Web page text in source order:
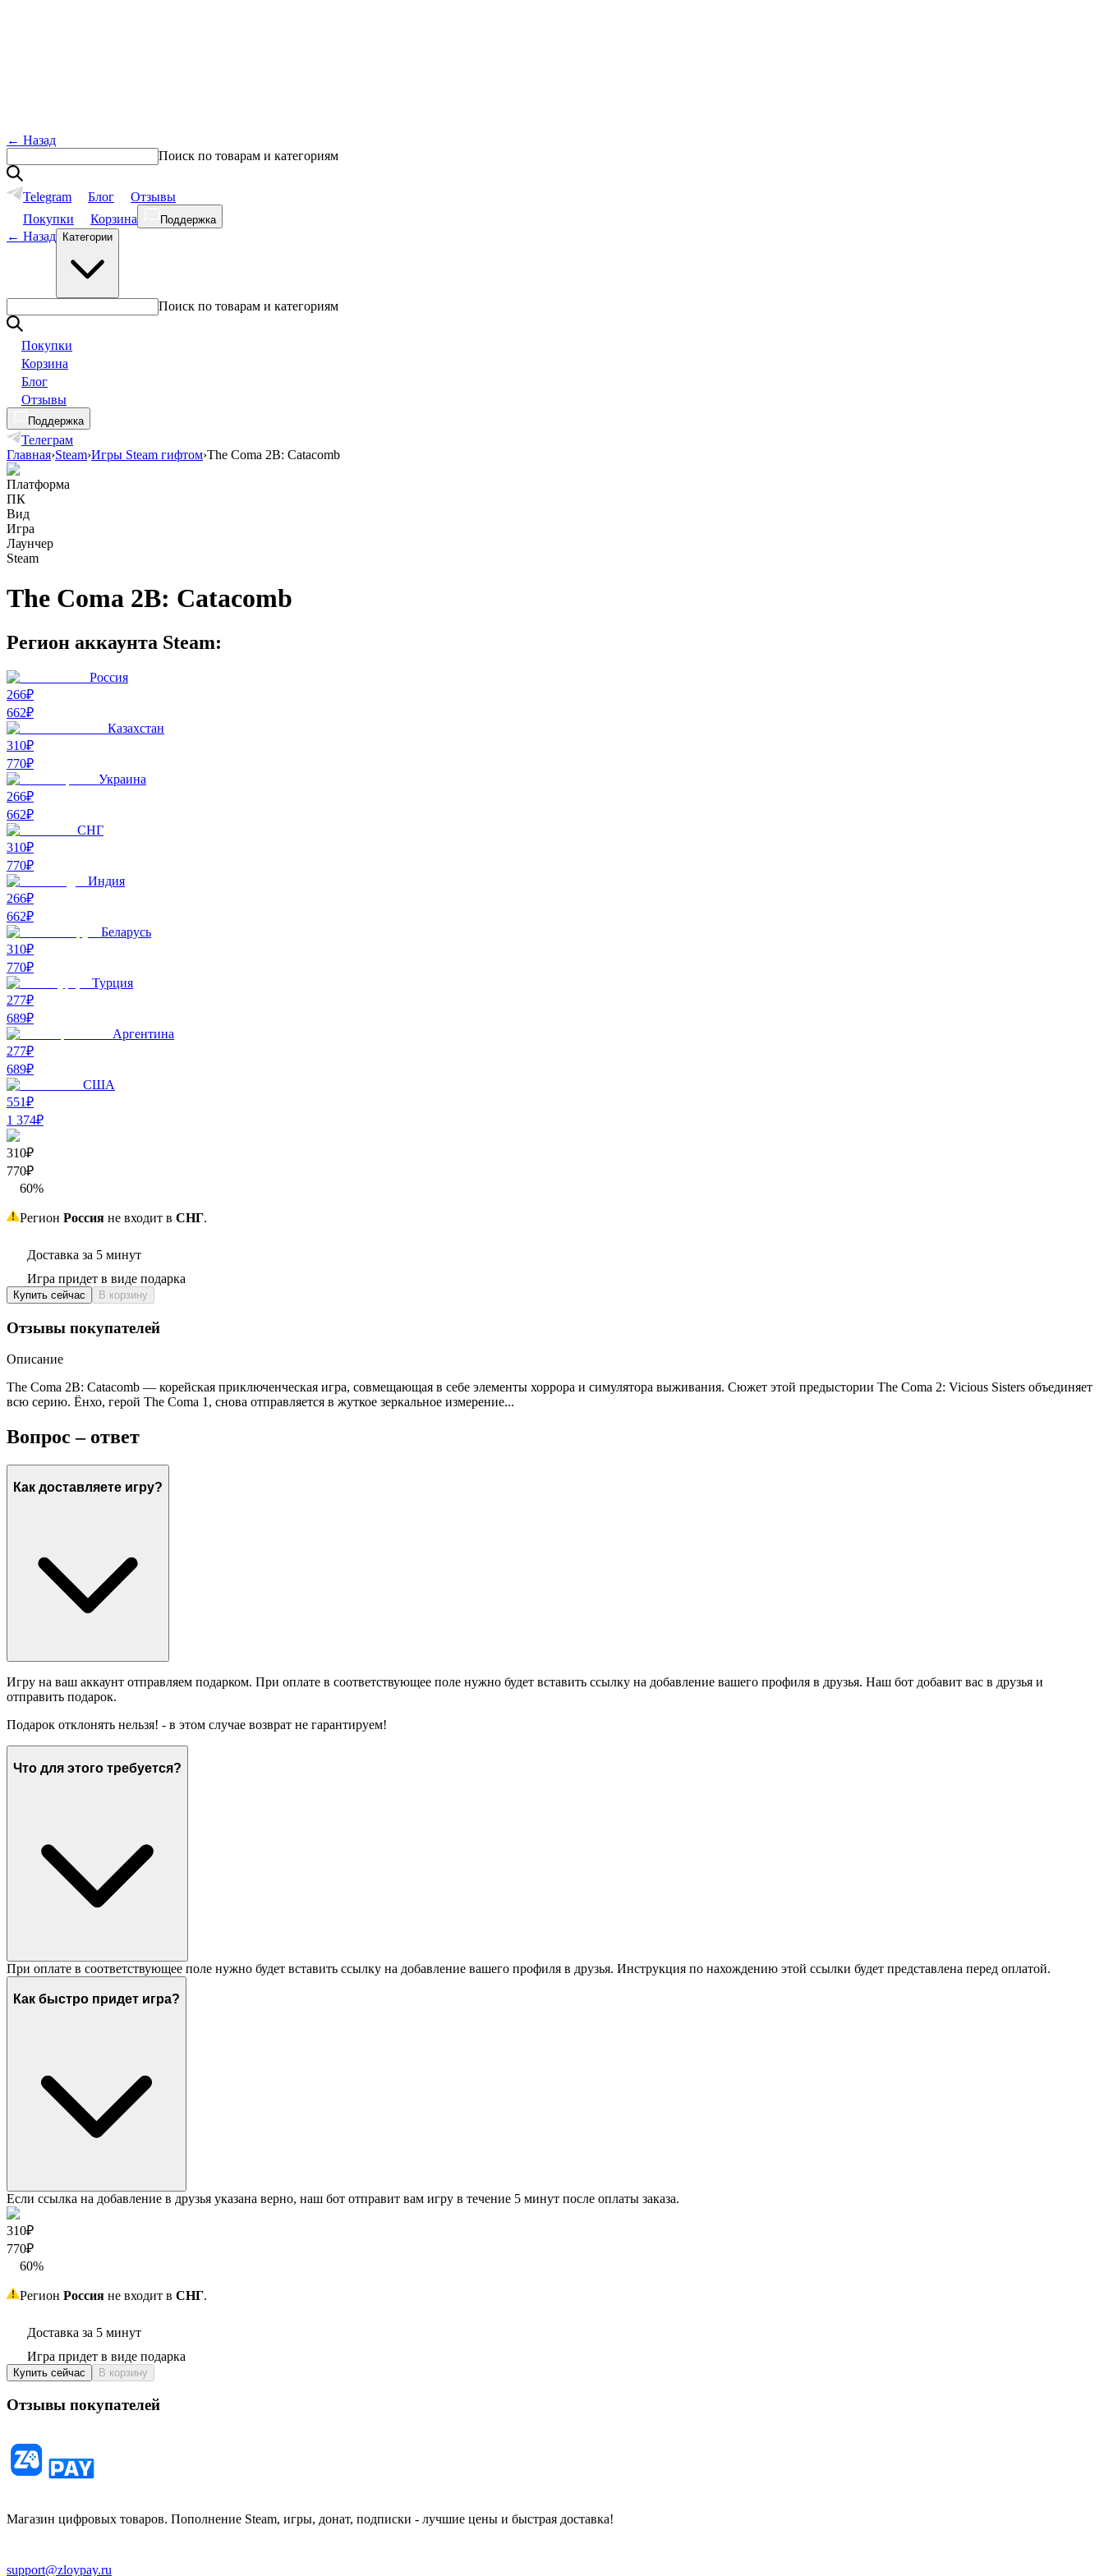
← Назад
Поиск по товарам и категориям
Telegram Блог
Отзывы
Покупки
Корзина Поддержка
← Назад Категории
Поиск по товарам и категориям
Покупки
Корзина
Блог
Отзывы
Поддержка
Телеграм
Главная›Steam›Игры Steam гифтом›The Coma 2B: Catacomb
Платформа
ПК
Вид
Игра
Лаунчер
Steam
The Coma 2B: Catacomb
Регион аккаунта Steam:
Россия
266₽
662₽
Казахстан
310₽
770₽
Украина
266₽
662₽
СНГ
310₽
770₽
Индия
266₽
662₽
Беларусь
310₽
770₽
Турция
277₽
689₽
Аргентина
277₽
689₽
США
551₽
1 374₽
310₽
770₽
60%
Регион Россия не входит в СНГ.
Доставка за 5 минут
Игра придет в виде подарка
Купить сейчас В корзину
Отзывы покупателей
Описание
The Coma 2B: Catacomb — корейская приключенческая игра, совмещающая в себе элементы хоррора и симулятора выживания. Сюжет этой предыстории The Coma 2: Vicious Sisters объединяет
всю серию. Ёнхо, герой The Coma 1, снова отправляется в жуткое зеркальное измерение...
Вопрос – ответ
Как доставляете игру?
Игру на ваш аккаунт отправляем подарком. При оплате в соответствующее поле нужно будет вставить ссылку на добавление вашего профиля в друзья. Наш бот добавит вас в друзья и
отправить подарок.
Подарок отклонять нельзя! - в этом случае возврат не гарантируем!
Что для этого требуется?
При оплате в соответствующее поле нужно будет вставить ссылку на добавление вашего профиля в друзья. Инструкция по нахождению этой ссылки будет представлена перед оплатой.
Как быстро придет игра?
Если ссылка на добавление в друзья указана верно, наш бот отправит вам игру в течение 5 минут после оплаты заказа.
310₽
770₽
60%
Регион Россия не входит в СНГ.
Доставка за 5 минут
Игра придет в виде подарка
Купить сейчас В корзину
Отзывы покупателей
Магазин цифровых товаров. Пополнение Steam, игры, донат, подписки - лучшие цены и быстрая доставка!
support@zloypay.ru